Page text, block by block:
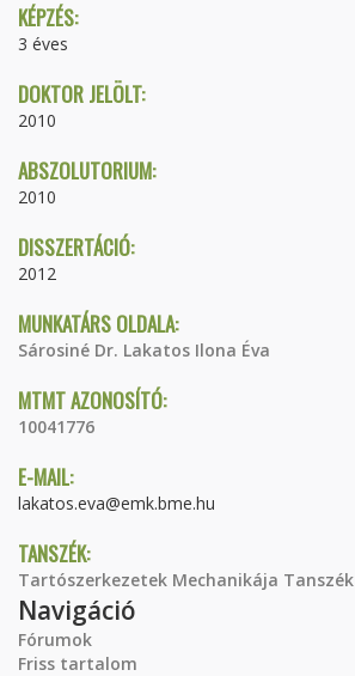
KÉPZÉS:
3 éves
DOKTOR JELÖLT:
2010
ABSZOLUTORIUM:
2010
DISSZERTÁCIÓ:
2012
MUNKATÁRS OLDALA:
Sárosiné Dr. Lakatos Ilona Éva
MTMT AZONOSÍTÓ:
10041776
E-MAIL:
lakatos.eva@emk.bme.hu
TANSZÉK:
Tartószerkezetek Mechanikája Tanszék
Navigáció
Fórumok
Friss tartalom